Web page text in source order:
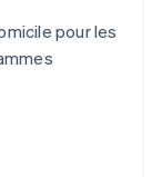
pour les